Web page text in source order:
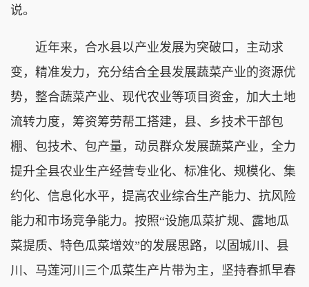
说。
近年来，合水县以产业发展为突破口，主动求
变，精准发力，充分结合全县发展蔬菜产业的资源优
势，整合蔬菜产业、现代农业等项目资金，加大土地
流转力度，筹资筹劳帮工搭建，县、乡技术干部包
棚、包技术、包产量，动员群众发展蔬菜产业，全力
提升全县农业生产经营专业化、标准化、规模化、集
约化、信息化水平，提高农业综合生产能力、抗风险
能力和市场竞争能力。按照“设施瓜菜扩规、露地瓜
菜提质、特色瓜菜增效”的发展思路，以固城川、县
川、马莲河川三个瓜菜生产片带为主，坚持春抓早春